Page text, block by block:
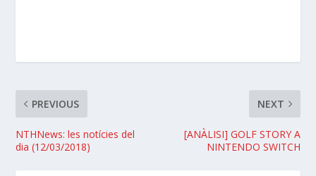
PREVIOUS
NTHNews: les notícies del
dia (12/03/2018)
NEXT
[ANÀLISI] GOLF STORY A
NINTENDO SWITCH